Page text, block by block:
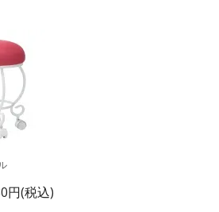
円(税込)